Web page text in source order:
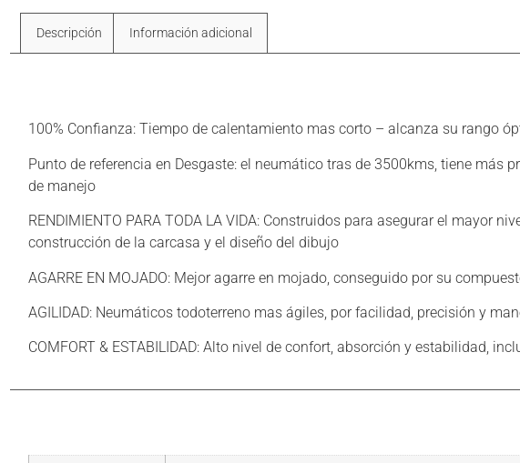
Descripción Información adicional
100% Confianza: Tiempo de calentamiento mas corto – alcanza su rango
Punto de referencia en Desgaste: el neumático tras de 3500kms, tiene
de manejo
RENDIMIENTO PARA TODA LA VIDA: Construidos para asegurar el mayor
construcción de la carcasa y el diseño del dibujo
AGARRE EN MOJADO: Mejor agarre en mojado, conseguido por su
AGILIDAD: Neumáticos todoterreno mas ágiles, por facilidad, precisión y
COMFORT & ESTABILIDAD: Alto nivel de confort, absorción y estabilidad,